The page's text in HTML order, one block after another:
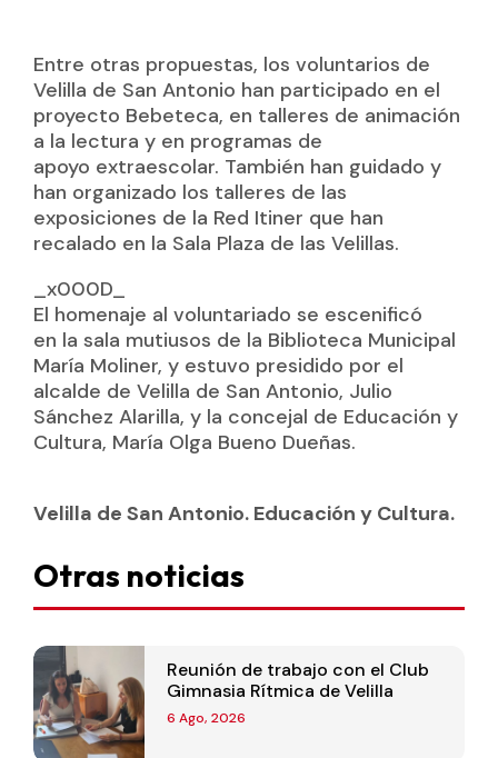
Entre otras propuestas, los voluntarios de
Velilla de San Antonio han participado en el
proyecto Bebeteca, en talleres de animación
a la lectura y en programas de
apoyo extraescolar. También han guidado y
han organizado los talleres de las
exposiciones de la Red Itiner que han
recalado en la Sala Plaza de las Velillas.
_x000D_
El homenaje al voluntariado se escenificó
en la sala mutiusos de la Biblioteca Municipal
María Moliner, y estuvo presidido por el
alcalde de Velilla de San Antonio, Julio
Sánchez Alarilla, y la concejal de Educación y
Cultura, María Olga Bueno Dueñas.
Velilla de San Antonio. Educación y Cultura.
Otras noticias
Reunión de trabajo con el Club
Gimnasia Rítmica de Velilla
6 Ago, 2026